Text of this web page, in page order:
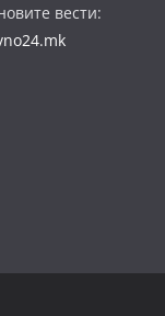
вести: